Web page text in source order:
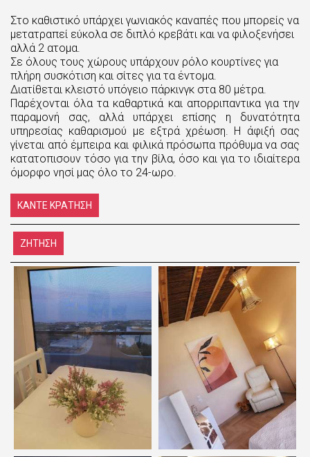
Στο καθιστικό υπάρχει γωνιακός καναπές που μπορείς να
μετατραπεί εύκολα σε διπλό κρεβάτι και να φιλοξενήσει
αλλά 2 ατομα.
Σε όλους τους χώρους υπάρχουν ρόλο κουρτίνες για
πλήρη συσκότιση και σίτες για τα έντομα.
Διατίθεται κλειστό υπόγειο πάρκινγκ στα 80 μέτρα.
Παρέχονται όλα τα καθαρτικά και απορριπαντικα για την
παραμονή σας, αλλά υπάρχει επίσης η δυνατότητα
υπηρεσίας καθαρισμού με εξτρά χρέωση. Η άφιξή σας
γίνεται από έμπειρα και φιλικά πρόσωπα πρόθυμα να σας
κατατοπισουν τόσο για την βίλα, όσο και για το ιδιαίτερα
όμορφο νησί μας όλο το 24-ωρο.
ΚΆΝΤΕ ΚΡΆΤΗΣΗ
ΖΉΤΗΣΗ